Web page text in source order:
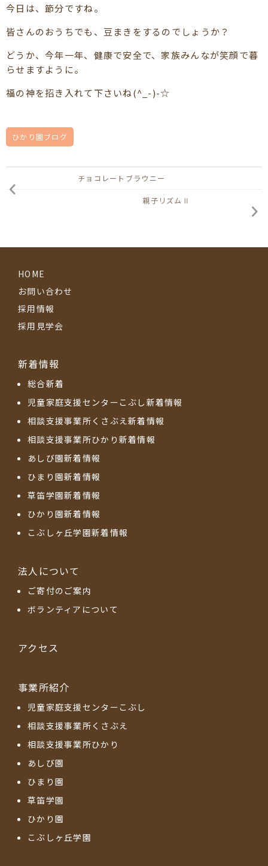
今日は、節分ですね。
皆さんのおうちでも、豆まきをするのでしょうか？
どうか、今年一年、健康で安全で、家族みんなが笑顔で暮
らせますように。
福の神を招き入れて下さいね(^_-)-☆
ひかり園ブログ
チョコレートブラウニー
親子リズムⅡ
HOME
お問い合わせ
採用情報
採用見学会
新着情報
総合新着
児童家庭支援センターこぶし新着情報
相談支援事業所くさぶえ新着情報
相談支援事業所ひかり新着情報
あしび園新着情報
ひまり園新着情報
草笛学園新着情報
ひかり園新着情報
こぶしヶ丘学園新着情報
法人について
ご寄付のご案内
ボランティアについて
アクセス
事業所紹介
児童家庭支援センターこぶし
相談支援事業所くさぶえ
相談支援事業所ひかり
あしび園
ひまり園
草笛学園
ひかり園
こぶしヶ丘学園